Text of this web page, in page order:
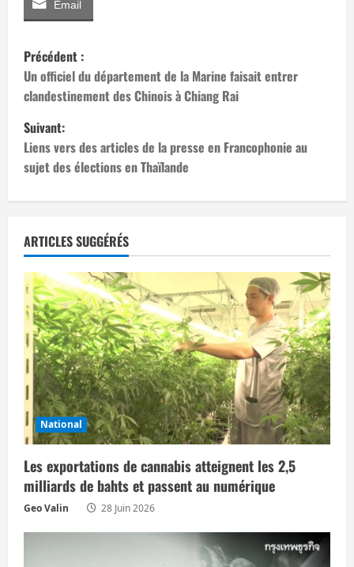
Email
N
a
v
i
g
t
i
o
n
d
’
a
r
t
i
Précédent :
Un officiel du département de la Marine faisait entrer
clandestinement des Chinois à Chiang Rai
Suivant:
Liens vers des articles de la presse en Francophonie au
sujet des élections en Thaïlande
ARTICLES SUGGÉRÉS
National
Les exportations de cannabis atteignent les 2,5
milliards de bahts et passent au numérique
Geo Valin 28 Juin 2026